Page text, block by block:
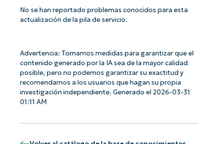
No se han reportado problemas conocidos para esta
actualización de la pila de servicio.
Advertencia: Tomamos medidas para garantizar que el
contenido generado por la IA sea de la mayor calidad
posible, pero no podemos garantizar su exactitud y
recomendamos a los usuarios que hagan su propia
investigación independiente. Generado el 2026-03-31
01:11 AM